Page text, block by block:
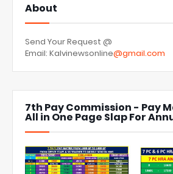
About
Send Your Request @
Email: Kalvinewsonline@gmail.com
7th Pay Commission - Pay
All in One Page Slap For